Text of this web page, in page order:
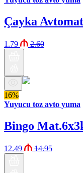
Çayka
1.79 2.60
16%
Yuyucu toz avto yuma
Bingo
12.49 14.95